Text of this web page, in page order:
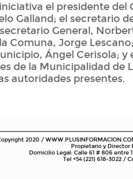
el presidente del
Galland; el secretario
General,
Comuna, Jorge
Ángel Cerisola; y
de la Municipalidad de
autoridades presentes.
2020 /
Propietario y Director
Domicilio Legal: Calle 61 # 806 entre
Tel +54 (221) 618-3022 /